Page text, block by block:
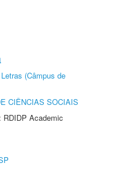
(Câmpus de
CIÊNCIAS SOCIAIS
Academic